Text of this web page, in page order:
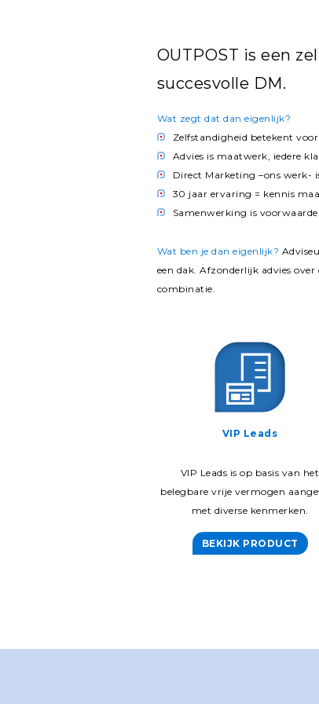
OUTPOST is een
succesvolle DM.
Wat zegt dat dan eigenlijk?
Zelfstandigheid betekent
Advies is maatwerk, iedere
Direct Marketing –ons werk-
30 jaar ervaring = kennis
Samenwerking is voorwaarde
Wat ben je dan eigenlijk?
een dak. Afzonderlijk advies
combinatie.
VIP Leads
VIP Leads is op basis van het
belegbare vrije vermogen
met diverse kenmerken.
BEKIJK PRODUCT